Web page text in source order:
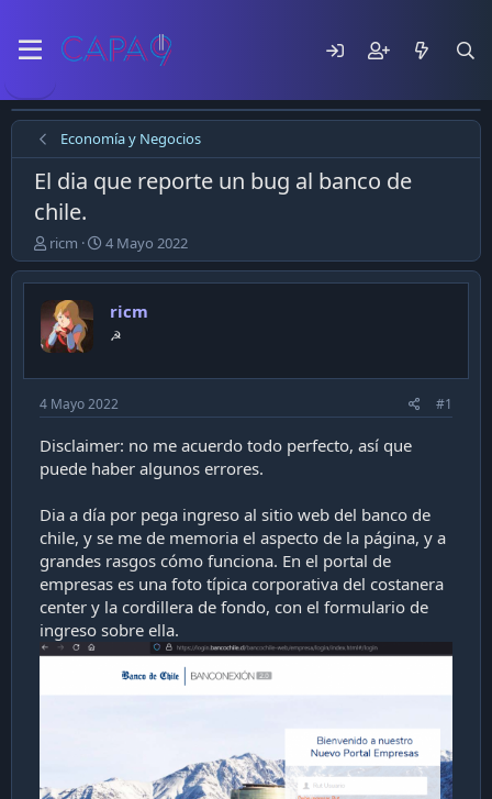
Economía y Negocios
El dia que reporte un bug al banco de
chile.
E
m
p
e
z
ó
l
t
e
m
ricm
F
e
c
a
d
p
u
b
l
c
c
i
ó
n
4 Mayo 2022
ricm
☭
4 Mayo 2022 #1
Disclaimer: no me acuerdo todo perfecto, así que
puede haber algunos errores.
Dia a día por pega ingreso al sitio web del banco de
chile, y se me de memoria el aspecto de la página, y a
grandes rasgos cómo funciona. En el portal de
empresas es una foto típica corporativa del costanera
center y la cordillera de fondo, con el formulario de
ingreso sobre ella.